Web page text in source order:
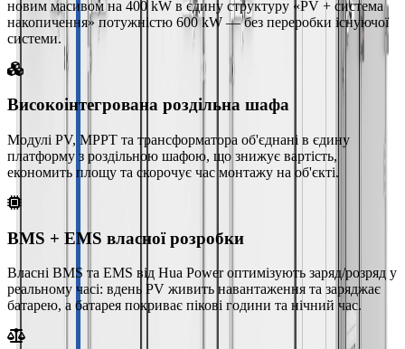
новим масивом на 400 kW в єдину структуру «PV + система
накопичення» потужністю 600 kW — без переробки існуючої
системи.
Високоінтегрована роздільна шафа
Модулі PV, MPPT та трансформатора об'єднані в єдину
платформу з роздільною шафою, що знижує вартість,
економить площу та скорочує час монтажу на об'єкті.
BMS + EMS власної розробки
Власні BMS та EMS від Hua Power оптимізують заряд/розряд у
реальному часі: вдень PV живить навантаження та заряджає
батарею, а батарея покриває пікові години та нічний час.